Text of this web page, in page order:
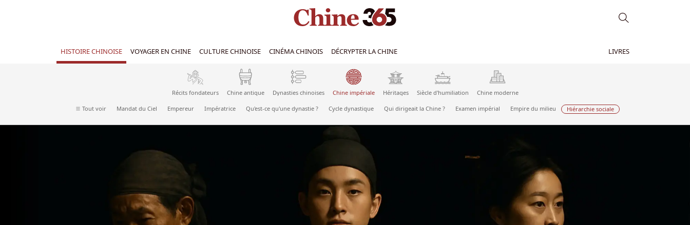
HISTOIRE CHINOISE VOYAGER EN CHINE CULTURE CHINOISE CINÉMA CHINOIS DÉCRYPTER LA CHINE LIVRES
Récits fondateurs Chine antique Dynasties chinoises Chine impériale Héritages Siècle d'humiliation Chine moderne
Tout voir Mandat du Ciel Empereur Impératrice Qu'est-ce qu'une dynastie ? Cycle dynastique Qui dirigeait la Chine ? Examen impérial Empire du milieu Hiérarchie sociale